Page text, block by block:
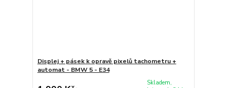
Displej + pásek k opravě pixelů tachometru +
automat - BMW 5 - E34
Skladem,